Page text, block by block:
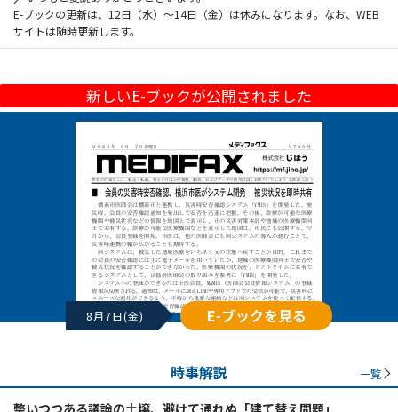
E-ブックの更新は、12日（水）～14日（金）は休みになります。なお、WEB
サイトは随時更新します。
新しいE-ブックが公開されました
8月7日(金) E-ブックを見る
時事解説 一覧
整いつつある議論の土壌、避けて通れぬ「建て替え問題」